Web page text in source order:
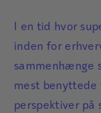
I en tid hvor
inden for
sammenhænge
mest benyttede
perspektiver på